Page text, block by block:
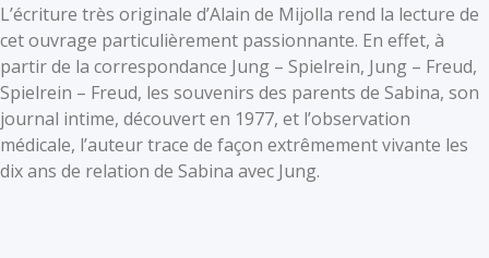
L’écriture très originale d’Alain de Mijolla rend la lecture de
cet ouvrage particulièrement passionnante. En effet, à
partir de la correspondance Jung – Spielrein, Jung – Freud,
Spielrein – Freud, les souvenirs des parents de Sabina, son
journal intime, découvert en 1977, et l’observation
médicale, l’auteur trace de façon extrêmement vivante les
dix ans de relation de Sabina avec Jung.